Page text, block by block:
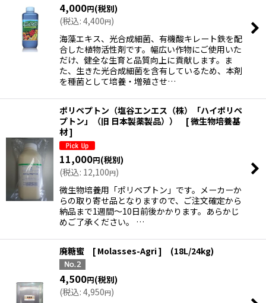
4,000円(税別)
(税込: 4,400円)
海藻エキス、光合成細菌、有機酸キレート鉄を配
合した植物活性剤です。幅広い作物にご使用いた
だけ、健全な生育と品質向上に貢献します。ま
た、生きた光合成細菌を含有しているため、本剤
を種菌として培養・増殖させ…
ポリペプトン（塩谷エンエス（株）「ハイポリペ
プトン」（旧 日本製薬製品）） [ 微生物培養基
材 ]
11,000円(税別)
(税込: 12,100円)
微生物培養用「ポリペプトン」です。メーカーか
らの取り寄せ品となりますので、ご注文確定から
納品まで1週間〜10日前後かかります。あらかじ
めご了承ください。 …
廃糖蜜 [ Molasses-Agri ] (18L/24kg)
4,500円(税別)
(税込: 4,950円)